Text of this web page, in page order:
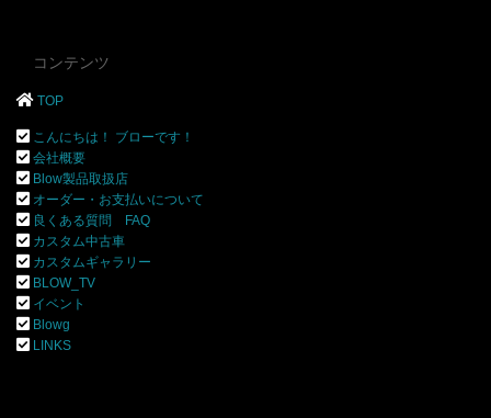
コンテンツ
TOP
こんにちは！ ブローです！
会社概要
Blow製品取扱店
オーダー・お支払いについて
良くある質問 FAQ
カスタム中古車
カスタムギャラリー
BLOW_TV
イベント
Blowg
LINKS